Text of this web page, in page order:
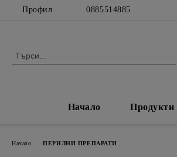
Профил 0885514885
Начало Продукти
Начало ПЕРИЛНИ ПРЕПАРАТИ